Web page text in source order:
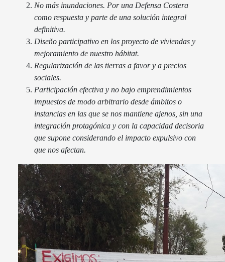
No más inundaciones. Por una Defensa Costera
como respuesta y parte de una solución integral
definitiva.
Diseño participativo en los proyecto de viviendas y
mejoramiento de nuestro hábitat.
Regularización de las tierras a favor y a precios
sociales.
Participación efectiva y no bajo emprendimientos
impuestos de modo arbitrario desde ámbitos o
instancias en las que se nos mantiene ajenos, sin una
integración protagónica y con la capacidad decisoria
que supone considerando el impacto expulsivo con
que nos afectan.